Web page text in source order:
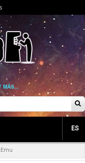
MÁS...
ES